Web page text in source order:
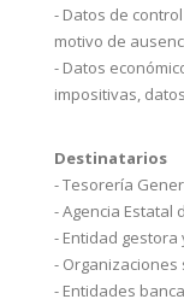
- Datos de
motivo de
- Datos
impositivas,
Destinatarios
- Tesorería
- Agencia Estatal
- Entidad
- Organizaciones
- Entidades